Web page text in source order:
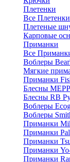
Плетенки
Все Плетенки
Плетеные
Карповые
Приманки
Все
Воблеры
Мягкие
Приманки
Блесны
Блесны RB
Воблеры
Воблеры
Приманки
Приманки
Приманки
Приманки
Приманки